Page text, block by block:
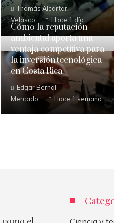
Thomás Alcantar
Velasco
Hace 1 día
Cómo la reputación
ambiental aporta una
ventaja competitiva para
la inversión tecnológica
en Costa Rica
Edgar Bernal
Mercado
Hace 1 semana
Ciencia y